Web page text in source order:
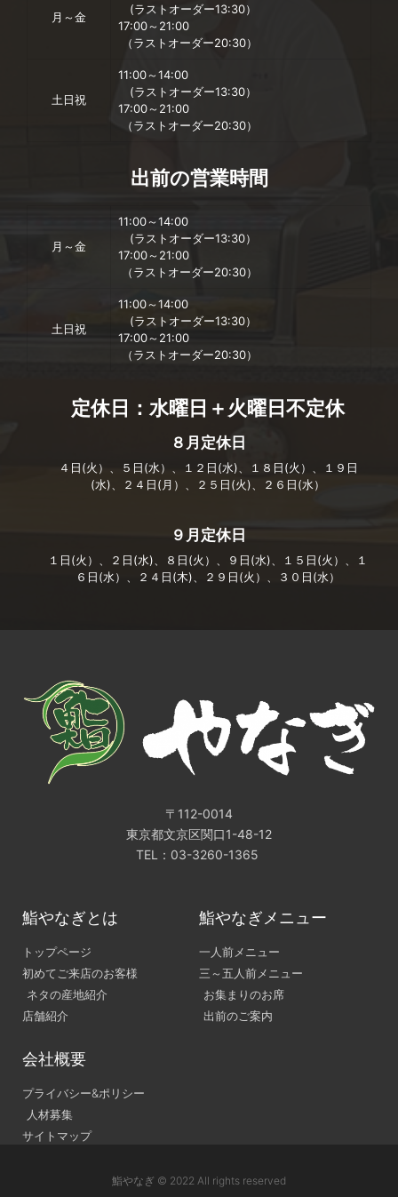
月～金
(ラストオーダー13:30）
17:00～21:00
（ラストオーダー20:30）
土日祝
11:00～14:00
(ラストオーダー13:30）
17:00～21:00
（ラストオーダー20:30）
出前の営業時間
月～金
11:00～14:00
(ラストオーダー13:30）
17:00～21:00
（ラストオーダー20:30）
土日祝
11:00～14:00
(ラストオーダー13:30）
17:00～21:00
（ラストオーダー20:30）
定休日：水曜日＋火曜日不定休
８月定休日
４日(火）、５日(水）、１２日(水)、１８日(火）、１９日
(水)、２４日(月）、２５日(火)、２６日(水）
９月定休日
１日(火）、２日(水)、８日(火）、９日(水)、１５日(火）、１
６日(水）、２４日(木)、２９日(火）、３０日(水）
〒112-0014
東京都文京区関口1-48-12
TEL：03-3260-1365
鮨やなぎとは
トップページ
初めてご来店のお客様
ネタの産地紹介
店舗紹介
鮨やなぎメニュー
一人前メニュー
三～五人前メニュー
お集まりのお席
出前のご案内
会社概要
プライバシー&ポリシー
人材募集
サイトマップ
鮨やなぎ © 2022 All rights reserved